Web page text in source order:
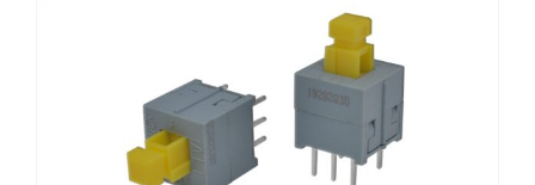
Interruptor de botão de pressão de 12
volts, 1A, DPDT, momentâneo, 6 pinos
para placa de circuito impresso